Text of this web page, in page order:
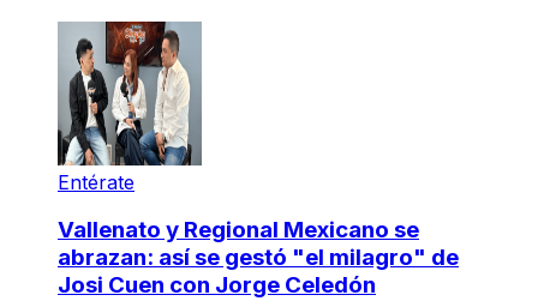
Entérate
Vallenato y Regional Mexicano se
abrazan: así se gestó "el milagro" de
Josi Cuen con Jorge Celedón